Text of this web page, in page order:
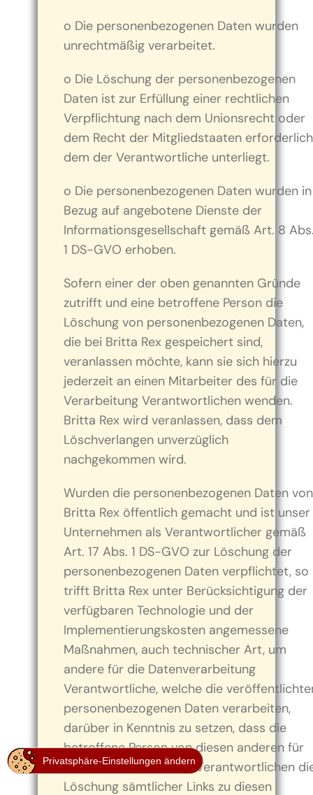
o Die personenbezogenen Daten wurden
unrechtmäßig verarbeitet.
o Die Löschung der personenbezogenen
Daten ist zur Erfüllung einer rechtlichen
Verpflichtung nach dem Unionsrecht oder
dem Recht der Mitgliedstaaten
dem der Verantwortliche unterliegt.
o Die personenbezogenen Daten wurden in
Bezug auf angebotene Dienste der
Informationsgesellschaft gemäß Art. 8
1 DS-GVO erhoben.
Sofern einer der oben genannten Gründe
zutrifft und eine betroffene Person die
Löschung von personenbezogenen Daten,
die bei Britta Rex gespeichert sind,
veranlassen möchte, kann sie sich hierzu
jederzeit an einen Mitarbeiter des für die
Verarbeitung Verantwortlichen wenden.
Britta Rex wird veranlassen, dass dem
Löschverlangen unverzüglich
nachgekommen wird.
Wurden die personenbezogenen Daten von
Britta Rex öffentlich gemacht und ist unser
Unternehmen als Verantwortlicher gemäß
Art. 17 Abs. 1 DS-GVO zur Löschung der
personenbezogenen Daten verpflichtet, so
trifft Britta Rex unter Berücksichtigung der
verfügbaren Technologie und der
Implementierungskosten angemessene
Maßnahmen, auch technischer Art, um
andere für die Datenverarbeitung
Verantwortliche, welche die
personenbezogenen Daten verarbeiten,
darüber in Kenntnis zu setzen, dass die
betroffene Person von diesen anderen für
die Datenverarbeitung Verantwortlichen
Löschung sämtlicher Links zu diesen
Privatsphäre-Einstellungen ändern